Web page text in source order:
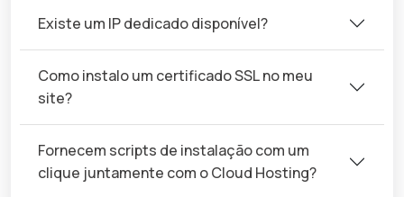
Existe um IP dedicado disponível?
Como instalo um certificado SSL no meu
site?
Fornecem scripts de instalação com um
clique juntamente com o Cloud Hosting?